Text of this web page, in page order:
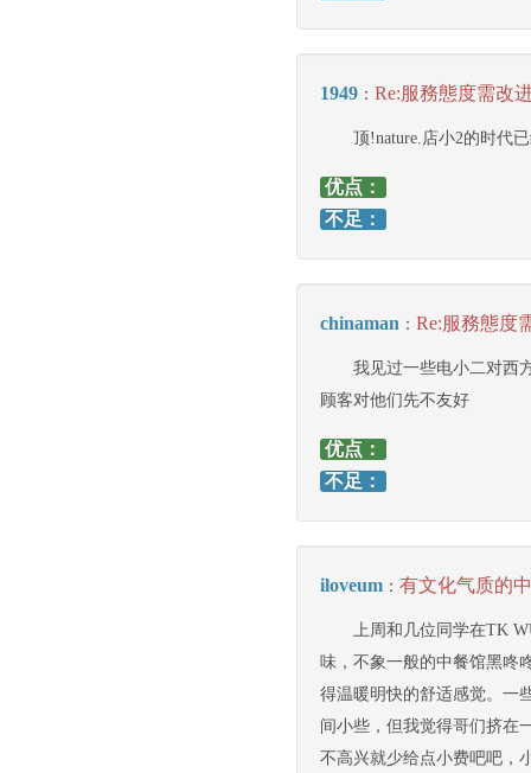
1949 ： Re:服務態度需改
顶!nature.店小2的时代
优点：
不足：
chinaman ： Re:服務態度
我见过一些电小二对西
顾客对他们先不友好
优点：
不足：
iloveum ： 有文化气质的
上周和几位同学在TK
味，不象一般的中餐馆黑咚
得温暖明快的舒适感觉。一
间小些，但我觉得哥们挤在
不高兴就少给点小费吧吧，